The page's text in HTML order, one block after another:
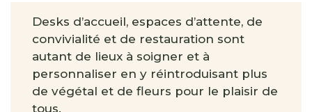
Desks d’accueil, espaces d’attente, de
convivialité et de restauration sont
autant de lieux à soigner et à
personnaliser en y réintroduisant plus
de végétal et de fleurs pour le plaisir de
tous.